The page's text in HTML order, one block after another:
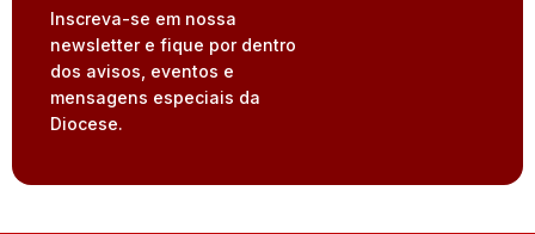
Inscreva-se em nossa
newsletter e fique por dentro
dos avisos, eventos e
mensagens especiais da
Diocese.